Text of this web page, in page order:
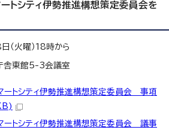
トシティ伊勢推進構想策定委員会を
（火曜）18時から
舎東館5-3会議室
ートシティ伊勢推進構想策定委員会 事項
ートシティ伊勢推進構想策定委員会 議事